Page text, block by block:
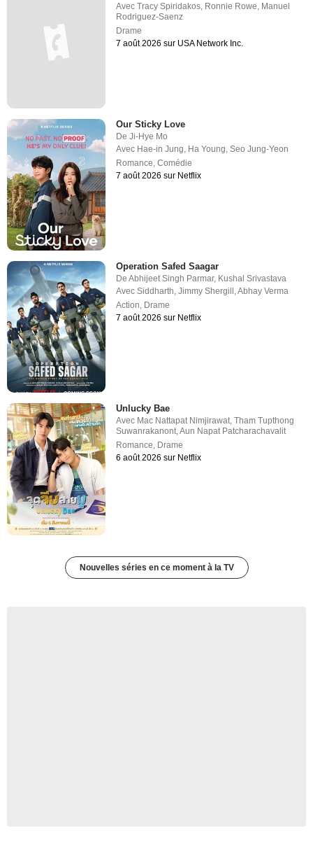
AvecTracy Spiridakos, Ronnie Rowe, Manuel
Rodriguez-Saenz
Drame
7 août 2026 sur USA Network Inc.
Our Sticky Love
DeJi-Hye Mo
Avec Hae-in Jung Ha Young ,Seo Jung-Yeon
Romance ,Comédie
7 août 2026 sur Netflix
Operation Safed Saagar
DeAbhijeet Singh Parmar, Kushal Srivastava
AvecSiddharth,Jimmy Shergill ,Abhay Verma
Action, Drame
7 août 2026 sur Netflix
Unlucky Bae
Avec Mac Nattapat Nimjirawat,Tham Tupthong
Suwanrakanont,Aun Napat Patcharachavalit
Romance, Drame
6 août 2026 sur Netflix
Nouvelles séries en ce moment à la TV